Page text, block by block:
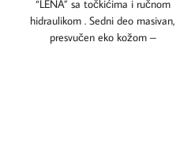
“LENA” sa točkićima i ručnom
hidraulikom . Sedni deo masivan,
presvučen eko kožom –